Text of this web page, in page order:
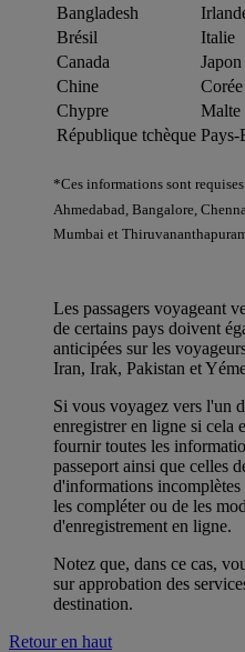
Bangladesh
Brésil
Italie
Canada
Japon
Chine
Corée
Chypre
Malte
République tchèque Pays-
*Ces informations sont
Ahmedabad, Bangalore,
Mumbai et
Les passagers voyageant
de certains pays doivent
anticipées sur les
Iran, Irak, Pakistan et
Si vous voyagez vers l'un
enregistrer en ligne si cela
fournir toutes les
passeport ainsi que celles
d'informations
les compléter ou de les
d'enregistrement en ligne.
Notez que, dans ce cas,
sur approbation des
destination.
Retour en haut